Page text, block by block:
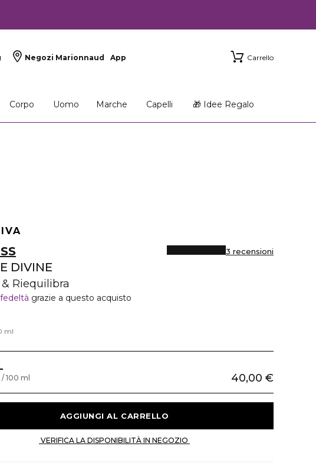
Negozi Marionnaud App Carrello
Corpo Uomo Marche Capelli 🎁 Idee Regalo
DIVINE
Riequilibra
3 recensioni
grazie a questo acquisto
ml
40,00 €
100 ml